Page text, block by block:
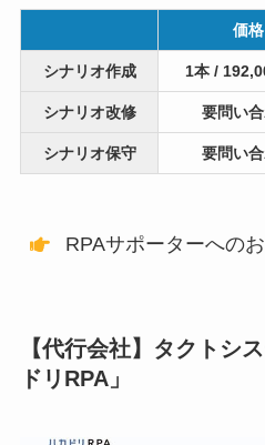
価格
シナリオ作成 1本 /
シナリオ改修 要問い
シナリオ保守 要問い
RPAサポーターへの
【代行会社】タクトシ
ドリRPA」